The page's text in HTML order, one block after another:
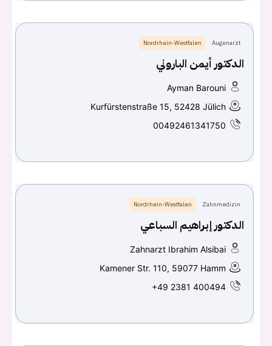
Augenarzt
Nordrhein-Westfalen
الدكتور أيمن الباروني
Ayman Barouni
Kurfürstenstraße 15, 52428 Jülich
00492461341750
Zahnmedizin
Nordrhein-Westfalen
الدكتور إبراهيم السباعي
Zahnarzt Ibrahim Alsibai
Kamener Str. 110, 59077 Hamm
+49 2381 400494